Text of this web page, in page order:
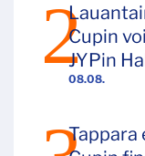
08.08.
Cupin
JYPin
Tappara